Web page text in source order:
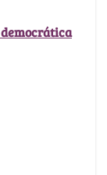
democrática